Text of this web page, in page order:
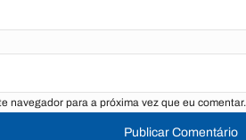
navegador para a próxima vez que eu comentar.
Publicar Comentário